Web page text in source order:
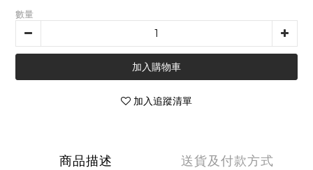
數量
加入購物車
加入追蹤清單
商品描述 送貨及付款方式